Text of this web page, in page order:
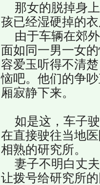
那女的脱掉身上
孩已经湿硬掉的
由于车辆在郊外
面如同一男一女
容爱玉听得不清
恼吧。他们的争
厢寂静下来。
如是这，车子驶
在直接驶往当地
相熟的研究所。
妻子不明白丈夫
让拨号给研究所